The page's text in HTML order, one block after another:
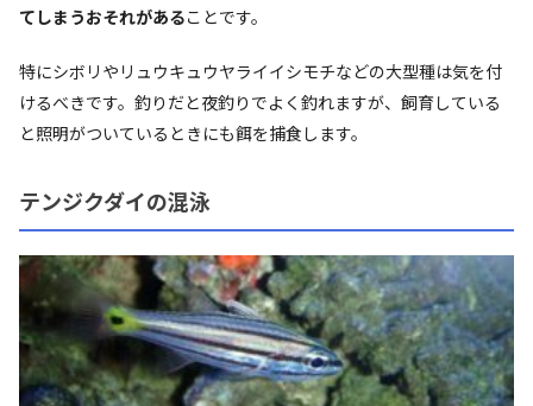
てしまうおそれがあることです。
特にシボリやリュウキュウヤライイシモチなどの大型種は気を付
けるべきです。釣りだと夜釣りでよく釣れますが、飼育している
と照明がついているときにも餌を捕食します。
テンジクダイの混泳